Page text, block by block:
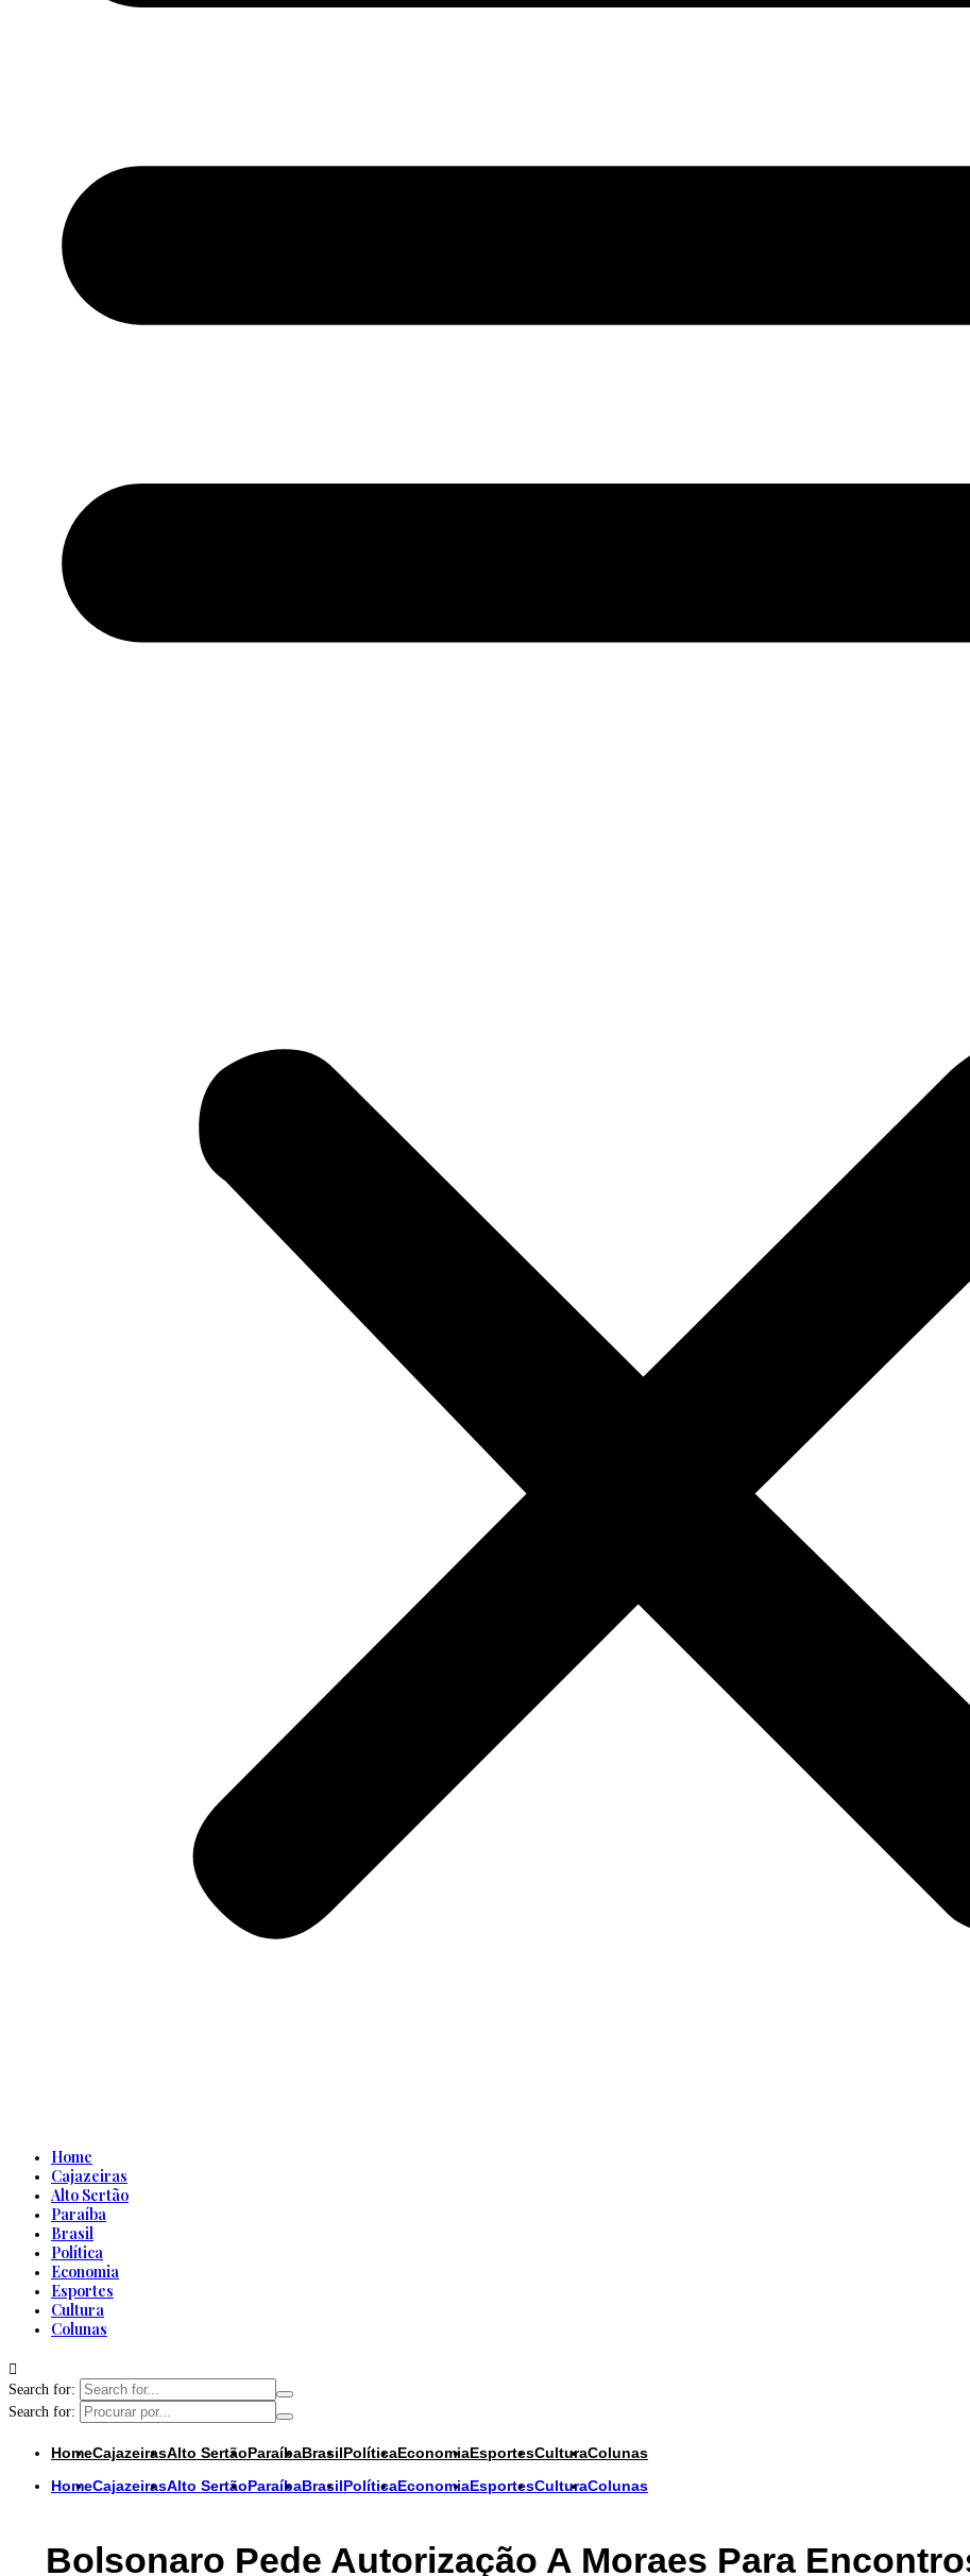
Home
Cajazeiras
Alto Sertão
Paraíba
Brasil
Política
Economia
Esportes
Cultura
Colunas
Search for:
Search for:
HomeCajazeirasAlto SertãoParaíbaBrasilPolíticaEconomiaEsportesCulturaColunas
HomeCajazeirasAlto SertãoParaíbaBrasilPolíticaEconomiaEsportesCulturaColunas
Bolsonaro Pede Autorização A Moraes Para